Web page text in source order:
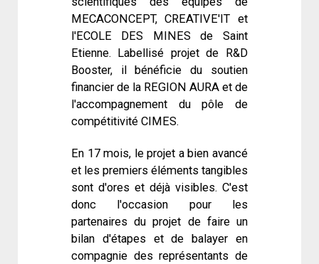
MECACONCEPT, CREATIVE'IT et
l'ECOLE DES MINES de Saint
Etienne. Labellisé projet de R&D
Booster, il bénéficie du soutien
financier de la REGION AURA et de
l'accompagnement du pôle de
compétitivité CIMES.
En 17 mois, le projet a bien avancé
et les premiers éléments tangibles
sont d'ores et déjà visibles. C'est
donc l'occasion pour les
partenaires du projet de faire un
bilan d'étapes et de balayer en
compagnie des représentants de